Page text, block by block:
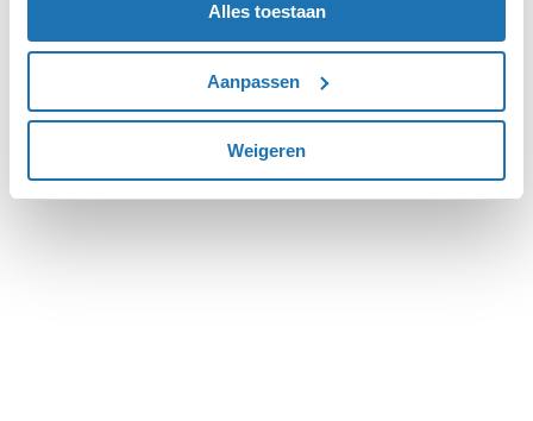
Alles toestaan
Aanpassen
Weigeren